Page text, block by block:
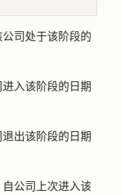
公司处于该阶段的
进入该阶段的日期
退出该阶段的日期
自公司上次进入该